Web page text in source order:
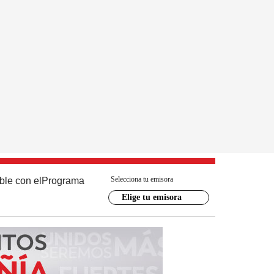
con el Programa Selecciona tu emisora
Elige tu emisora